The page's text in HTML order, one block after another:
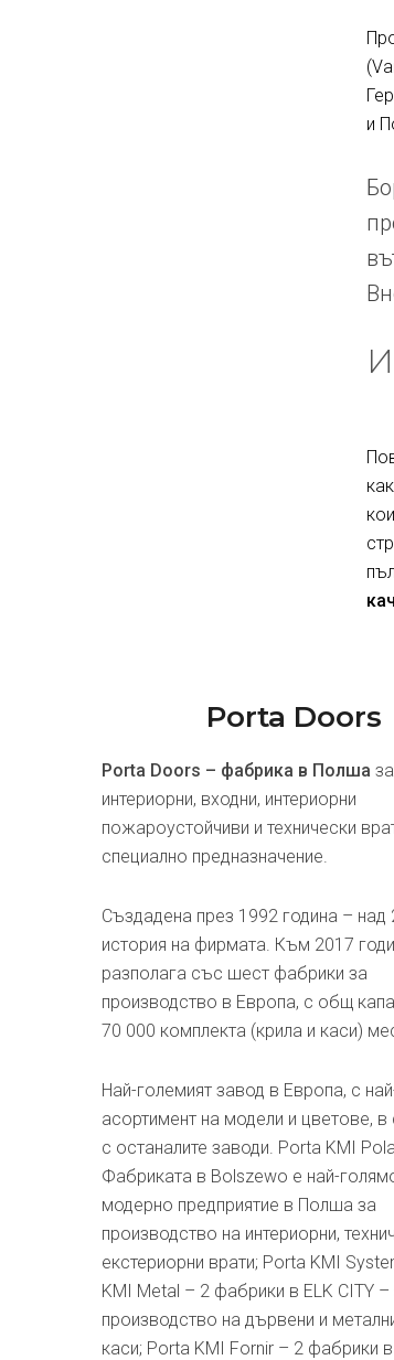
и
Porta Doors
Porta Doors – фабрика в Полша за
интериорни, входни, интериорни
пожароустойчиви и технически
специално предназначение.
Създадена през 1992 година – над
история на фирмата. Към 2017
разполага със шест фабрики за
производство в Европа, с общ
70 000 комплекта (крила и каси)
Най-големият завод в Европа, с
асортимент на модели и цветове, в
с останалите заводи. Porta KMI
Фабриката в Bolszewo е най-
модерно предприятие в Полша за
производство на интериорни,
екстериорни врати; Porta KMI
KMI Metal – 2 фабрики в ELK CITY –
производство на дървени и
каси; Porta KMI Fornir – 2 фабрики